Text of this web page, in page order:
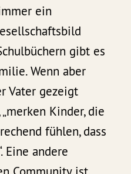
ein
gibt es
Wenn aber
Vater gezeigt
Kinder, die
fühlen, dass
Eine andere